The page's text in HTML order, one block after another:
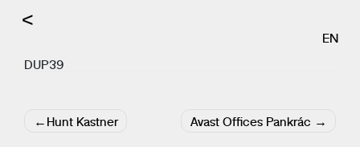
<
EN
DUP39
Navigace
pro
Hunt Kastner Avast Offices Pankrác